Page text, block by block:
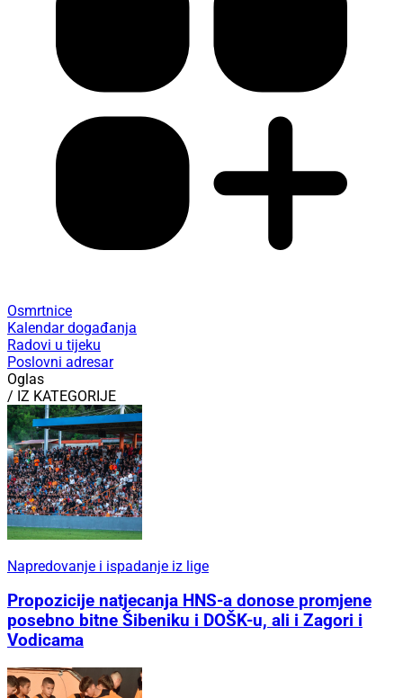
Osmrtnice
Kalendar događanja
Radovi u tijeku
Poslovni adresar
Oglas
/ IZ KATEGORIJE
Napredovanje i ispadanje iz lige
Propozicije natjecanja HNS-a donose promjene
posebno bitne Šibeniku i DOŠK-u, ali i Zagori i
Vodicama